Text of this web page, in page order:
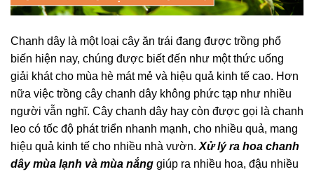
Chanh dây là một loại cây ăn trái đang được trồng phổ
biến hiện nay, chúng được biết đến như một thức uống
giải khát cho mùa hè mát mẻ và hiệu quả kinh tế cao. Hơn
nữa việc trồng cây chanh dây không phức tạp như nhiều
người vẫn nghĩ. Cây chanh dây hay còn được gọi là chanh
leo có tốc độ phát triển nhanh mạnh, cho nhiều quả, mang
hiệu quả kinh tế cho nhiều nhà vườn. Xử lý ra hoa chanh
dây mùa lạnh và mùa nắng giúp ra nhiều hoa, đậu nhiều